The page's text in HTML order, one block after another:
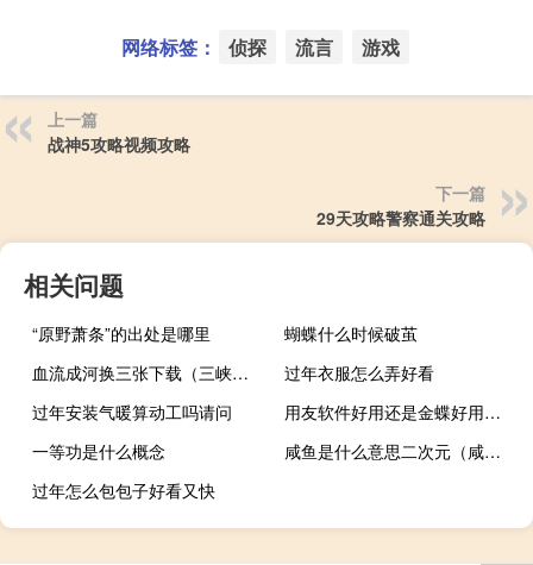
网络标签： 侦探 流言 游戏
上一篇
战神5攻略视频攻略
下一篇
29天攻略警察通关攻略
相关问题
“原野萧条”的出处是哪里
蝴蝶什么时候破茧
血流成河换三张下载（三峡游戏中心血流成河）
过年衣服怎么弄好看
过年安装气暖算动工吗请问
用友软件好用还是金蝶好用（金蝶和用友软件哪个好）
一等功是什么概念
咸鱼是什么意思二次元（咸鱼是什么意思）
过年怎么包包子好看又快